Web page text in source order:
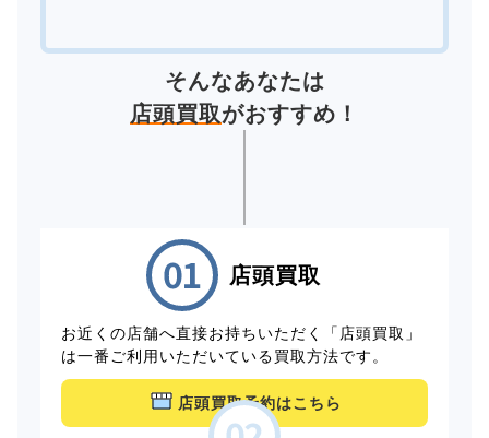
そんなあなたは
店頭買取がおすすめ！
店頭買取
お近くの店舗へ直接お持ちいただく「店頭買取」
は一番ご利用いただいている買取方法です。
店頭買取予約はこちら